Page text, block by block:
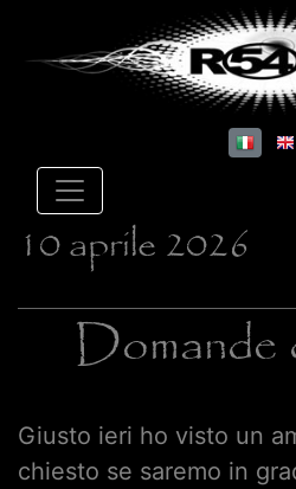
10 aprile 2026
Giusto ieri ho visto un
chiesto se saremo in